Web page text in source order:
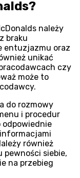
należy
braku
entuzjazmu oraz
unikać
czy
może to
do rozmowy
i procedur
odpowiednie
również
pewności siebie,
na przebieg